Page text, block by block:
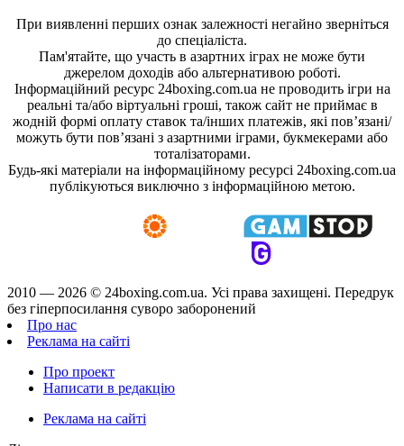
При виявленні перших ознак залежності негайно зверніться
до спеціаліста.
Пам'ятайте, що участь в азартних іграх не може бути
джерелом доходів або альтернативою роботі.
Інформаційний ресурс 24boxing.com.ua не проводить ігри на
реальні та/або віртуальні гроші, також сайт не приймає в
жодній формі оплату ставок та/інших платежів, які пов’язані/
можуть бути пов’язані з азартними іграми, букмекерами або
тоталізаторами.
Будь-які матеріали на інформаційному ресурсі 24boxing.com.ua
публікуються виключно з інформаційною метою.
2010 — 2026 © 24boxing.com.ua. Усi права захищенi. Передрук
без гіперпосилання суворо заборонений
Про нас
Реклама на сайті
Про проект
Написати в редакцію
Реклама на сайті